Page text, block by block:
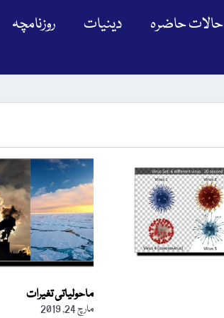
حالات حاضرہ دینیات روزنامچہ
ماحولیاتی تغیرات
مارچ 24, 2019